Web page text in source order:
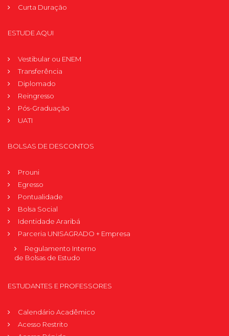
Curta Duração
ESTUDE AQUI
Vestibular ou ENEM
Transferência
Diplomado
Reingresso
Pós-Graduação
UATI
BOLSAS DE DESCONTOS
Prouni
Egresso
Pontualidade
Bolsa Social
Identidade Araribá
Parceria UNISAGRADO + Empresa
Regulamento Interno
de Bolsas de Estudo
ESTUDANTES E PROFESSORES
Calendário Acadêmico
Acesso Restrito